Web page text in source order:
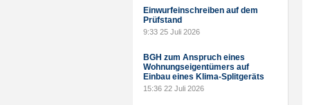
Einwurfeinschreiben auf dem
Prüfstand
9:33 25 Juli 2026
BGH zum Anspruch eines
Wohnungseigentümers auf
Einbau eines Klima-Splitgeräts
15:36 22 Juli 2026